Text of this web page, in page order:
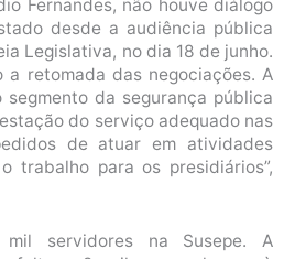
Fernandes, não houve diálogo
desde a audiência pública
Legislativa, no dia 18 de junho.
a retomada das negociações. A
da segurança pública
do serviço adequado nas
de atuar em atividades
trabalho para os presidiários”,
mil servidores na Susepe. A